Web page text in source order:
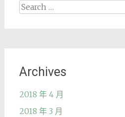
Search
Archives
2018 年 4 月
2018 年 3 月